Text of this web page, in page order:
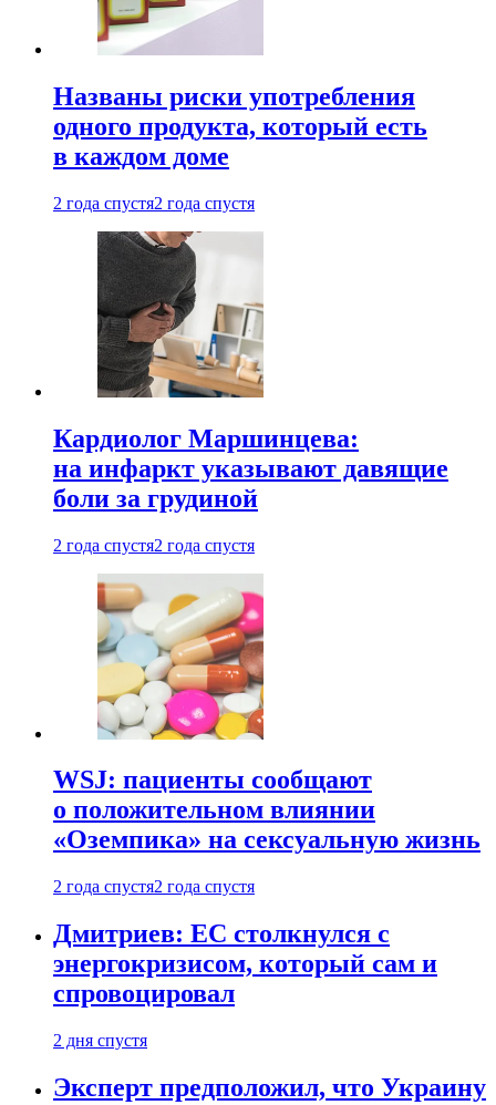
Названы риски употребления
одного продукта, который есть
в каждом доме
2 года спустя2 года спустя
Кардиолог Маршинцева:
на инфаркт указывают давящие
боли за грудиной
2 года спустя2 года спустя
WSJ: пациенты сообщают
о положительном влиянии
«Оземпика» на сексуальную жизнь
2 года спустя2 года спустя
Дмитриев: ЕС столкнулся с
энергокризисом, который сам и
спровоцировал
2 дня спустя
Эксперт предположил, что Украину